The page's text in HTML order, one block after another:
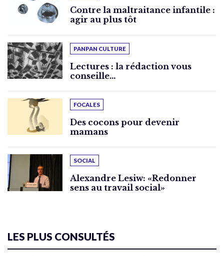
Contre la maltraitance infantile :
agir au plus tôt
PANPAN CULTURE
Lectures : la rédaction vous
conseille…
FOCALES
Des cocons pour devenir
mamans
SOCIAL
Alexandre Lesiw: «Redonner
sens au travail social»
LES PLUS CONSULTÉS